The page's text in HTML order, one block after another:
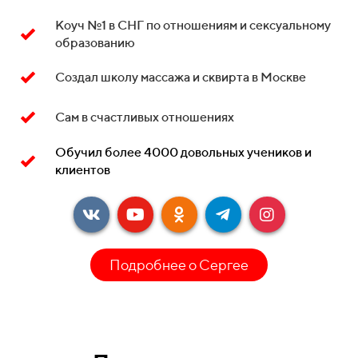
Коуч №1 в СНГ по отношениям и сексуальному
образованию
Создал школу массажа и сквирта в Москве
Сам в счастливых отношениях
Обучил более 4000 довольных учеников и
клиентов
Подробнее о Сергее